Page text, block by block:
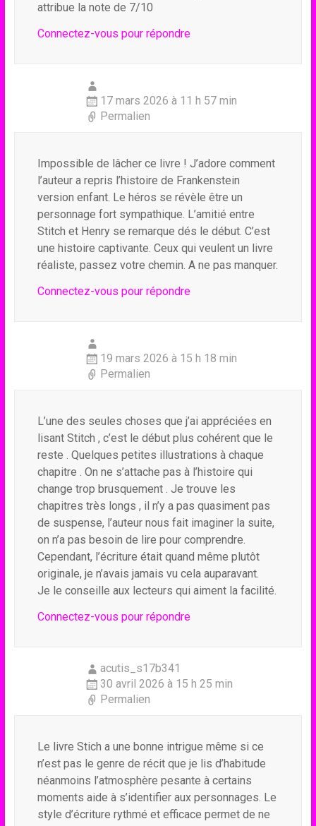
attribue la note de 7/10
Connectez-vous pour répondre
17 mars 2026 à 11 h 57 min
Permalien
Impossible de lâcher ce livre ! J’adore comment
l’auteur a repris l’histoire de Frankenstein
version enfant. Le héros se révèle être un
personnage fort sympathique. L’amitié entre
Stitch et Henry se remarque dés le début. C’est
une histoire captivante. Ceux qui veulent un livre
réaliste, passez votre chemin. A ne pas manquer.
Connectez-vous pour répondre
19 mars 2026 à 15 h 18 min
Permalien
L’une des seules choses que j’ai appréciées en
lisant Stitch , c’est le début plus cohérent que le
reste . Quelques petites illustrations à chaque
chapitre . On ne s’attache pas à l’histoire qui
change trop brusquement . Je trouve les
chapitres très longs , il n’y a pas quasiment pas
de suspense, l’auteur nous fait imaginer la suite,
on n’a pas besoin de lire pour comprendre.
Cependant, l’écriture était quand même plutôt
originale, je n’avais jamais vu cela auparavant.
Je le conseille aux lecteurs qui aiment la facilité.
Connectez-vous pour répondre
acutis_s17b341
30 avril 2026 à 15 h 25 min
Permalien
Le livre Stich a une bonne intrigue même si ce
n’est pas le genre de récit que je lis d’habitude
néanmoins l’atmosphère pesante à certains
moments aide à s’identifier aux personnages. Le
style d’écriture rythmé et efficace permet de ne